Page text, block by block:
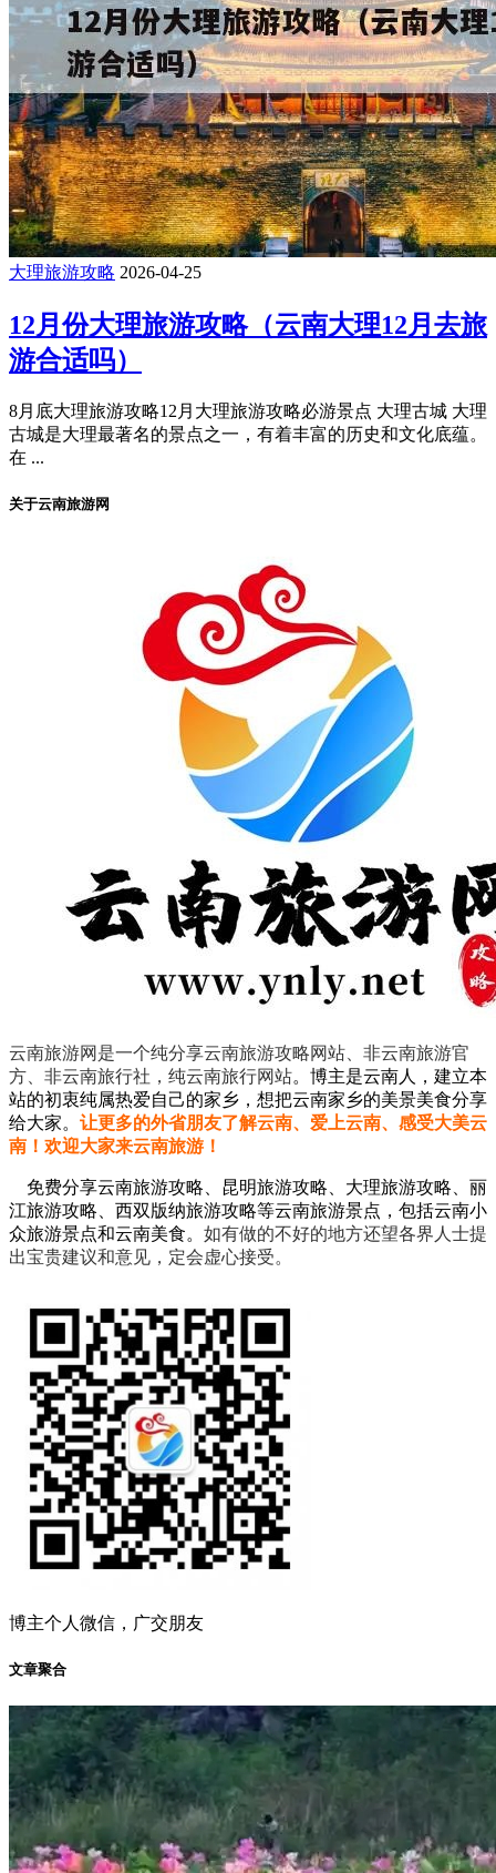
大理旅游攻略 2026-04-25
12月份大理旅游攻略（云南大理12月去旅
游合适吗）
8月底大理旅游攻略12月大理旅游攻略必游景点 大理古城 大理
古城是大理最著名的景点之一，有着丰富的历史和文化底蕴。
在 ...
关于云南旅游网
云南旅游网是一个纯分享云南旅游攻略网站、非云南旅游官
方、非云南旅行社，纯云南旅行网站。 博主是云南人，建立本
站的初衷纯属热爱自己的家乡，想把云南家乡的美景美食分享
给大家。 让更多的外省朋友了解云南、爱上云南、感受大美云
南！欢迎大家来云南旅游！
免费分享云南旅游攻略、昆明旅游攻略、大理旅游攻略、丽
江旅游攻略、西双版纳旅游攻略等云南旅游景点，包括云南小
众旅游景点和云南美食。 如有做的不好的地方还望各界人士提
出宝贵建议和意见，定会虚心接受。
博主个人微信，广交朋友
文章聚合